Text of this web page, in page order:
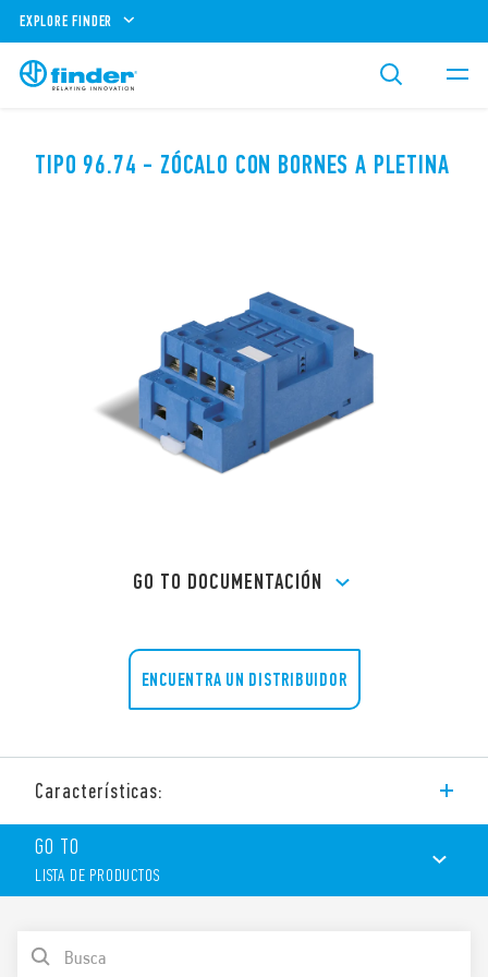
EXPLORE FINDER
TIPO 96.74 - ZÓCALO CON BORNES A PLETINA
GO TO DOCUMENTACIÓN
ENCUENTRA UN DISTRIBUIDOR
Características:
Zócalo con bornes a pletina, montaje en panel o carril de 35
mm (EN 60715).
GO TO
LISTA DE PRODUCTOS
LISTA DE PRODUCTOS